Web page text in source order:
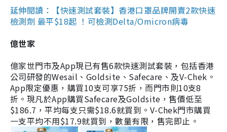
延伸閱讀：【快速測試套裝】香港口罩品牌開賣2款快速
檢測劑 最平$18起 ！可檢測Delta/Omicron病毒
億世家
億家世門市及App現已有售6款快速測試套裝，包括香港
公司研發的Wesail、Goldsite、Safecare、及V-Chek。
App限定優惠，購買10支可享75折，而門市則10支8
折。現凡於App購買Safecare及Goldsite，售價低至
$186.7，平均每支只需$18.6就買到。V-Chek門市購買
一支平均不用$17.9就買到，數量有限，售完即止。